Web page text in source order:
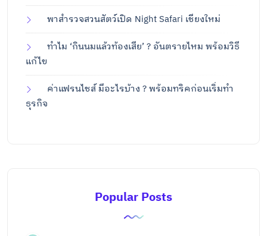
พาสำรวจสวนสัตว์เปิด Night Safari เชียงใหม่
ทำไม ‘กินนมแล้วท้องเสีย’ ? อันตรายไหม พร้อมวิธี
แก้ไข
ค่าแฟรนไชส์ มีอะไรบ้าง ? พร้อมทริคก่อนเริ่มทำ
ธุรกิจ
Popular Posts